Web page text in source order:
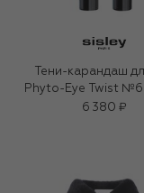
Тени-карандаш
Phyto-Eye Twist №6
6 380 ₽